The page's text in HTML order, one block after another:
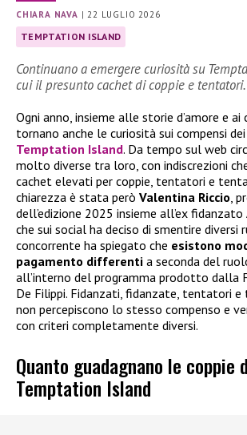
CHIARA NAVA |22 LUGLIO 2026
TEMPTATION ISLAND
Continuano a emergere curiosità su
cui il presunto cachet di coppie e tentatori.
Ogni anno, insieme alle storie d’amore e ai
tornano anche le curiosità sui compensi
Temptation Island. Da tempo sul web
molto diverse tra loro, con indiscrezioni
cachet elevati per coppie, tentatori e
chiarezza è stata però Valentina Riccio ,
dell’edizione 2025 insieme all’ex fidanzato
che sui social ha deciso di smentire diversi
concorrente ha spiegato che esistono
pagamento differenti a seconda del
all’interno del programma prodotto dalla
De Filippi. Fidanzati, fidanzate, tentatori
non percepiscono lo stesso compenso e
con criteri completamente diversi.
Quanto guadagnano le coppie
Temptation Island